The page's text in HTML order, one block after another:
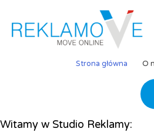
Strona główna O
Witamy w Studio Reklamy: